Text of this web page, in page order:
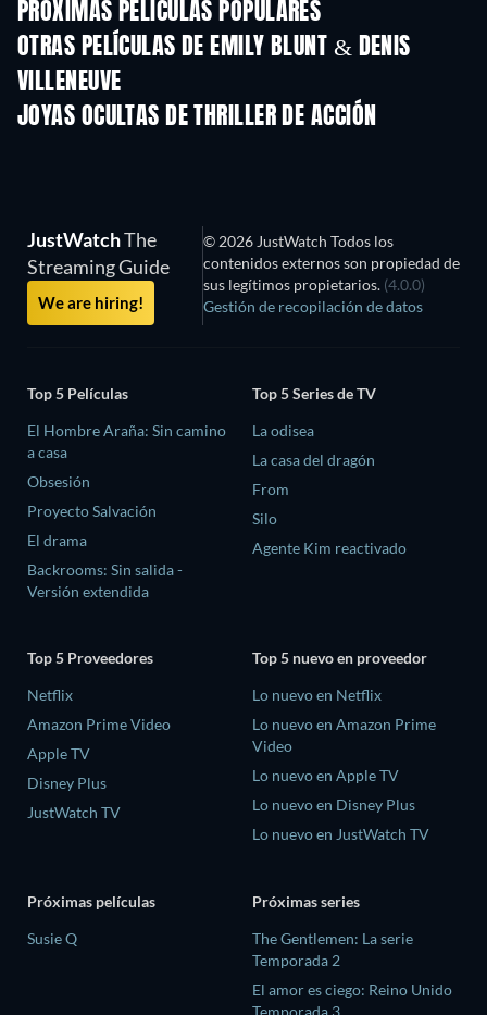
PRÓXIMAS PELÍCULAS POPULARES
OTRAS PELÍCULAS DE EMILY BLUNT & DENIS
VILLENEUVE
JOYAS OCULTAS DE THRILLER DE ACCIÓN
TV
JustWatchThe
Streaming Guide
We are hiring!
© 2026 JustWatch Todos los
contenidos externos son propiedad de
sus legítimos propietarios. (4.0.0)
Gestión de recopilación de datos
Top 5 Películas
El Hombre Araña: Sin camino
a casa
Obsesión
Proyecto Salvación
El drama
Backrooms: Sin salida -
Versión extendida
Top 5 Series de TV
La odisea
La casa del dragón
From
Silo
Agente Kim reactivado
Top 5 Proveedores
Netflix
Amazon Prime Video
Apple TV
Disney Plus
JustWatch TV
Top 5 nuevo en proveedor
Lo nuevo en Netflix
Lo nuevo en Amazon Prime
Video
Lo nuevo en Apple TV
Lo nuevo en Disney Plus
Lo nuevo en JustWatch TV
Próximas películas
Susie Q
Próximas series
The Gentlemen: La serie
Temporada 2
El amor es ciego: Reino Unido
Temporada 3